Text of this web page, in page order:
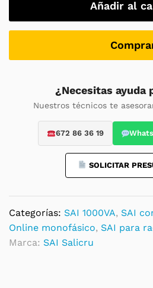
1000-
RT3
doble
conversión
quantity
Añadir al
¿Necesitas ayuda
Nuestros técnicos te
672 86 36 19
SOLICITAR
Categorías: SAI 1000VA, SAI
Online monofásico, SAI para
Marca: SAI Salicru